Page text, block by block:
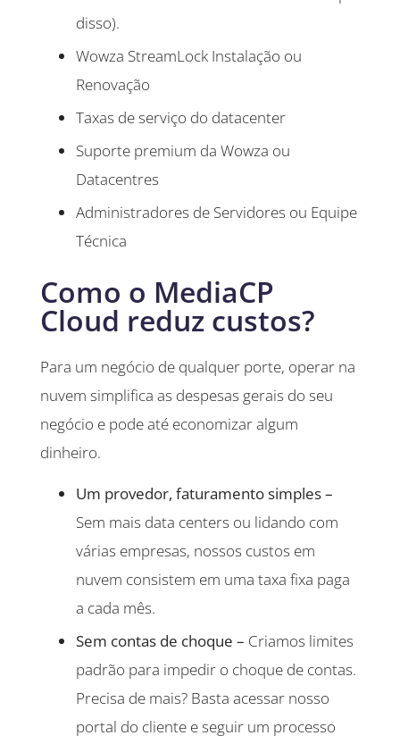
disso).
Wowza StreamLock Instalação ou
Renovação
Taxas de serviço do datacenter
Suporte premium da Wowza ou
Datacentres
Administradores de Servidores ou Equipe
Técnica
Como o MediaCP
Cloud reduz custos?
Para um negócio de qualquer porte, operar na
nuvem simplifica as despesas gerais do seu
negócio e pode até economizar algum
dinheiro.
Um provedor, faturamento simples –
Sem mais data centers ou lidando com
várias empresas, nossos custos em
nuvem consistem em uma taxa fixa paga
a cada mês.
Sem contas de choque – Criamos limites
padrão para impedir o choque de contas.
Precisa de mais? Basta acessar nosso
portal do cliente e seguir um processo